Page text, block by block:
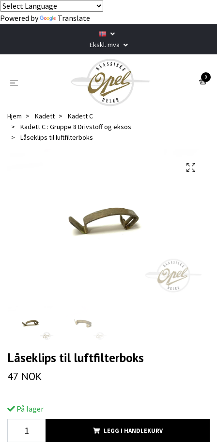
Powered by Translate
Ekskl. mva
0
Hjem Kadett
Kadett C
Kadett C : Gruppe 8 Drivstoff og eksos
Låseklips til luftfilterboks
Låseklips til luftfilterboks
47 NOK
På lager
LEGG I HANDLEKURV